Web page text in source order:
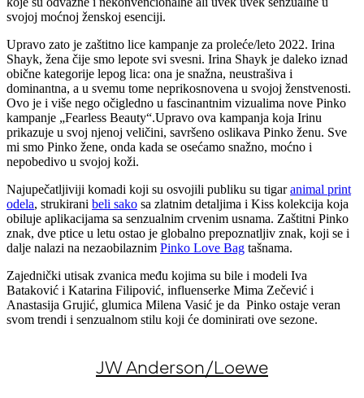
svojoj moćnoj ženskoj esenciji.
Upravo zato je zaštitno lice kampanje za proleće/leto 2022. Irina
Shayk, žena čije smo lepote svi svesni. Irina Shayk je daleko iznad
obične kategorije lepog lica: ona je snažna, neustrašiva i
dominantna, a u svemu tome neprikosnovena u svojoj ženstvenosti.
Ovo je i više nego očigledno u fascinantnim vizualima nove Pinko
kampanje „Fearless Beauty“.Upravo ova kampanja koja Irinu
prikazuje u svoj njenoj veličini, savršeno oslikava Pinko ženu. Sve
mi smo Pinko žene, onda kada se osećamo snažno, moćno i
nepobedivo u svojoj koži.
Najupečatljiviji komadi koji su osvojili publiku su tigaranimal print
odela, strukirani beli sako sa zlatnim detaljima i Kiss kolekcija koja
obiluje aplikacijama sa senzualnim crvenim usnama. Zaštitni Pinko
znak, dve ptice u letu ostao je globalno prepoznatljiv znak, koji se i
dalje nalazi na nezaobilaznim Pinko Love Bag tašnama.
Zajednički utisak zvanica među kojima su bile i modeli Iva
Bataković i Katarina Filipović, influenserke Mima Zečević i
Anastasija Grujić, glumica Milena Vasić je da Pinko ostaje veran
svom trendi i senzualnom stilu koji će dominirati ove sezone.
JW Anderson/Loewe